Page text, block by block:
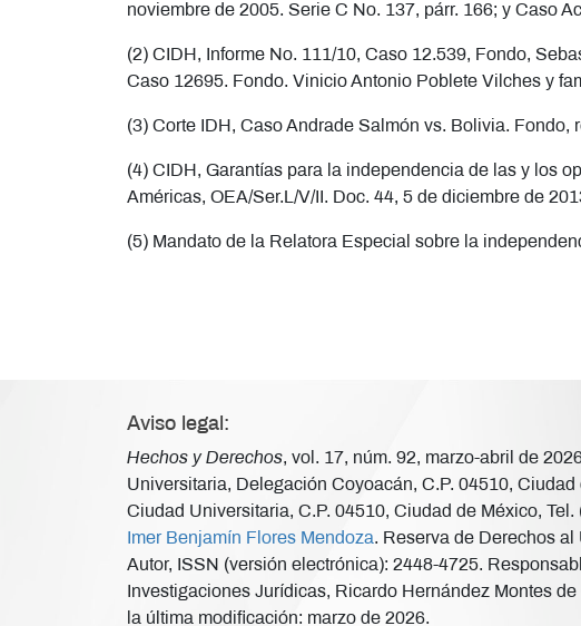
noviembre de 2005. Serie C No. 137, párr. 166; y Caso
(2) CIDH, Informe No. 111/10, Caso 12.539, Fondo,
Caso 12695. Fondo. Vinicio Antonio Poblete Vilches y
(3) Corte IDH, Caso Andrade Salmón vs. Bolivia.
(4) CIDH, Garantías para la independencia de las y los
Américas, OEA/Ser.L/V/II. Doc. 44, 5 de diciembre de
(5) Mandato de la Relatora Especial sobre la
Aviso legal:
Hechos y Derechos, vol. 17, núm. 92, marzo-abril de
Universitaria, Delegación Coyoacán, C.P. 04510,
Ciudad Universitaria, C.P. 04510, Ciudad de México, Tel.
Imer Benjamín Flores Mendoza. Reserva de Derechos
Autor, ISSN (versión electrónica): 2448-4725.
Investigaciones Jurídicas, Ricardo Hernández Montes
la última modificación: marzo de 2026.